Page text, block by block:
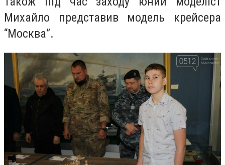
Михайло представив модель крейсера
“Москва”.